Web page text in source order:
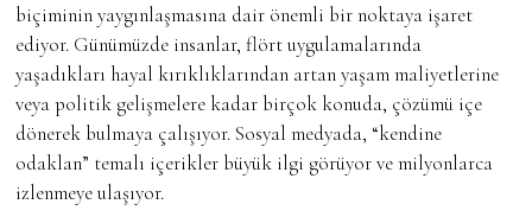
biçiminin yaygınlaşmasına dair önemli bir noktaya işaret
ediyor. Günümüzde insanlar, flört uygulamalarında
yaşadıkları hayal kırıklıklarından artan yaşam maliyetlerine
veya politik gelişmelere kadar birçok konuda, çözümü içe
dönerek bulmaya çalışıyor. Sosyal medyada, “kendine
odaklan” temalı içerikler büyük ilgi görüyor ve milyonlarca
izlenmeye ulaşıyor.